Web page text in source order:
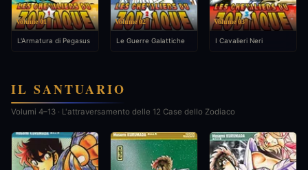
Volume 01
L'Armatura di Pegasus
Volume 02
Le Guerre Galattiche
Volume 03
I Cavalieri Neri
IL SANTUARIO
Volumi 4–13 · L'attraversamento delle 12 Case dello Zodiaco